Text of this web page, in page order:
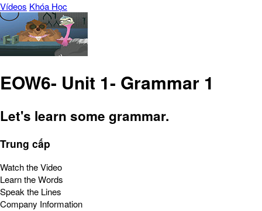
Vídeos Khóa Học
EOW6- Unit 1- Grammar 1
Let's learn some grammar.
Trung cấp
Watch the Video
Learn the Words
Speak the Lines
Company Information